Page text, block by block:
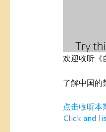
欢迎收听《
了解中国的
点击收听本
Click and